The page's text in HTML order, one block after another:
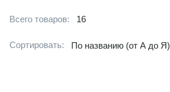
Всего товаров: 16
Сортировать: По названию (от А до Я)